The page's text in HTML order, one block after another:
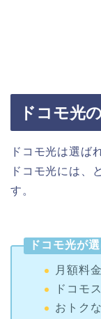
ドコモ光
ドコモ光は選ば
ドコモ光には、
す。
ドコモ光が
月額料
ドコモ
おトク